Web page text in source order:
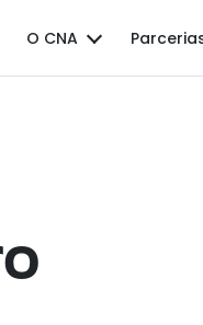
O CNA